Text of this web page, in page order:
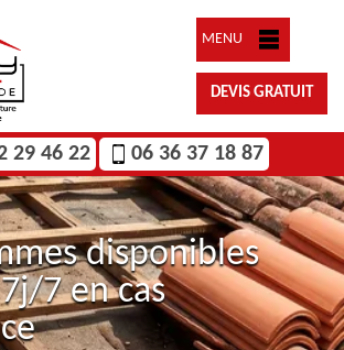
MENU
DEVIS GRATUIT
29 46 22 06 36 37 18 87
disponibles
7 en cas